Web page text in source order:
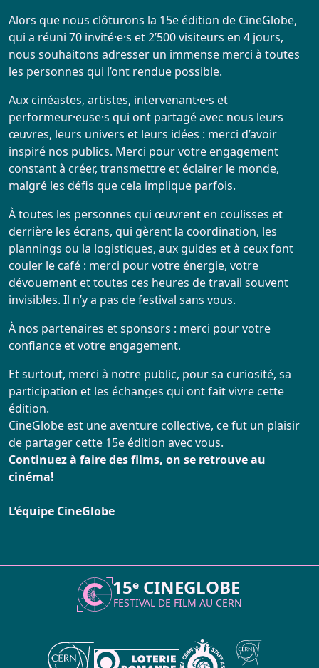
Alors que nous clôturons la 15e édition de CineGlobe,
qui a réuni 70 invité·e·s et 2’500 visiteurs en 4 jours,
nous souhaitons adresser un immense merci à toutes
les personnes qui l’ont rendue possible.
Aux cinéastes, artistes, intervenant·e·s et
performeur·euse·s qui ont partagé avec nous leurs
œuvres, leurs univers et leurs idées : merci d’avoir
inspiré nos publics. Merci pour votre engagement
constant à créer, transmettre et éclairer le monde,
malgré les défis que cela implique parfois.
À toutes les personnes qui œuvrent en coulisses et
derrière les écrans, qui gèrent la coordination, les
plannings ou la logistiques, aux guides et à ceux font
couler le café : merci pour votre énergie, votre
dévouement et toutes ces heures de travail souvent
invisibles. Il n’y a pas de festival sans vous.
À nos partenaires et sponsors : merci pour votre
confiance et votre engagement.
Et surtout, merci à notre public, pour sa curiosité, sa
participation et les échanges qui ont fait vivre cette
édition.
CineGlobe est une aventure collective, ce fut un plaisir
de partager cette 15e édition avec vous.
Continuez à faire des films, on se retrouve au
cinéma!
L’équipe CineGlobe
15ᵉ CINEGLOBE
FESTIVAL DE FILM AUCERN